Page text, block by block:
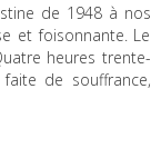
de 1948 à nos
et foisonnante. Le
heures trente-
de souffrance,